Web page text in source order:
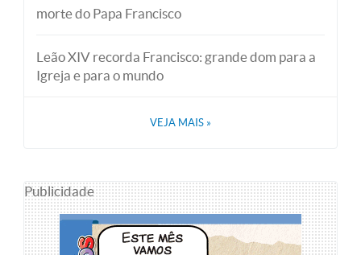
morte do Papa Francisco
Leão XIV recorda Francisco: grande dom para a
Igreja e para o mundo
VEJA MAIS »
Publicidade